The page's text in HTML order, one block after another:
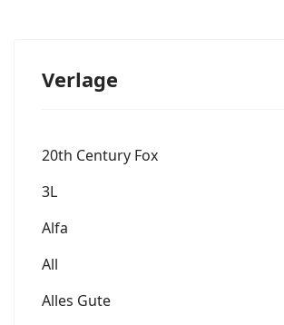
Verlage
20th Century Fox
3L
Alfa
All
Alles Gute